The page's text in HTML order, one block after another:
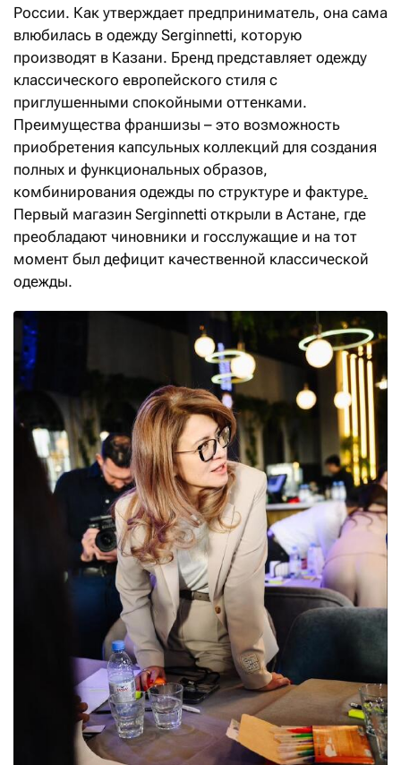
России. Как утверждает предприниматель, она сама
влюбилась в одежду Serginnetti, которую
производят в Казани. Бренд представляет одежду
классического европейского стиля с
приглушенными спокойными оттенками.
Преимущества франшизы – это возможность
приобретения капсульных коллекций для создания
полных и функциональных образов,
комбинирования одежды по структуре и фактуре.
Первый магазин Serginnetti открыли в Астане, где
преобладают чиновники и госслужащие и на тот
момент был дефицит качественной классической
одежды.